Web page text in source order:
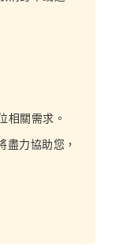
相關需求。
力協助您，